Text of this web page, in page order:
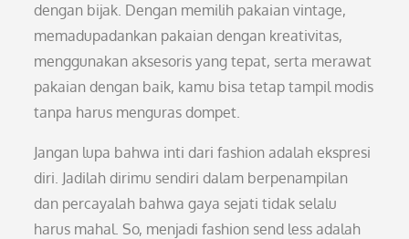
dengan bijak. Dengan memilih pakaian vintage,
memadupadankan pakaian dengan kreativitas,
menggunakan aksesoris yang tepat, serta merawat
pakaian dengan baik, kamu bisa tetap tampil modis
tanpa harus menguras dompet.
Jangan lupa bahwa inti dari fashion adalah ekspresi
diri. Jadilah dirimu sendiri dalam berpenampilan
dan percayalah bahwa gaya sejati tidak selalu
harus mahal. So, menjadi fashion send less adalah